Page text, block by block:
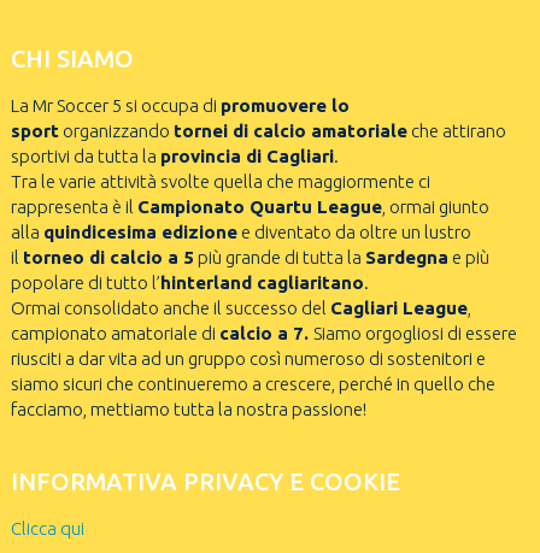
CHI SIAMO
La Mr Soccer 5 si occupa di promuovere lo
sportorganizzando tornei di calcio amatorialeche attirano
sportivi da tutta la provincia di Cagliari.
Tra le varie attività svolte quella che maggiormente ci
rappresenta è il Campionato Quartu League, ormai giunto
alla quindicesima edizionee diventato da oltre un lustro
il torneo di calcio a 5 più grande di tutta la Sardegna e più
popolare di tutto l’hinterland cagliaritano.
Ormai consolidato anche il successo del Cagliari League,
campionato amatoriale di calcio a 7. Siamo orgogliosi di essere
riusciti a dar vita ad un gruppo così numeroso di sostenitori e
siamo sicuri che continueremo a crescere, perché in quello che
facciamo, mettiamo tutta la nostra passione!
INFORMATIVA PRIVACY E COOKIE
Clicca qui